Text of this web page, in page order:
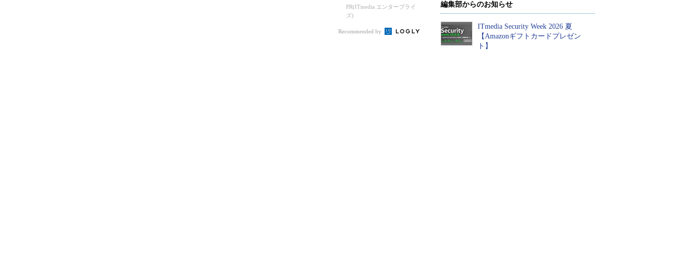
PR(ITmedia エンタープライ
ズ)
Recommended by
編集部からのお知らせ
ITmedia Security Week 2026 夏
【Amazonギフトカードプレゼン
ト】